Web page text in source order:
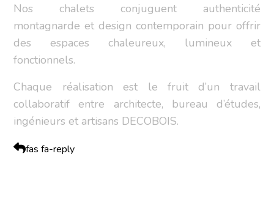
Nos chalets conjuguent authenticité
montagnarde et design contemporain pour offrir
des espaces chaleureux, lumineux et
fonctionnels.
Chaque réalisation est le fruit d’un travail
collaboratif entre architecte, bureau d’études,
ingénieurs et artisans DECOBOIS.
fas fa-reply